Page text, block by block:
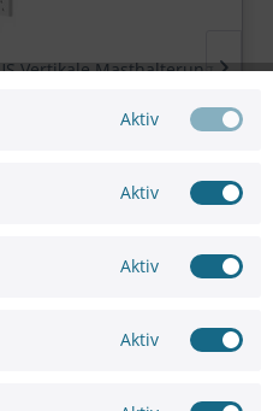
Vertikale Masthalterung
Aktiv
Aktiv
Aktiv
Aktiv